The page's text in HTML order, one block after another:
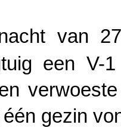
van
een
gezin